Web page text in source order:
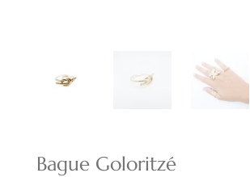
Bague Goloritzé